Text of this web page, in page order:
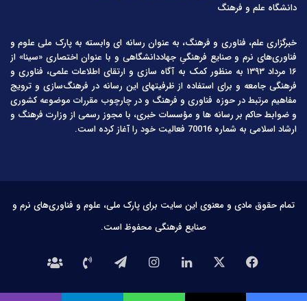
دانشگاه علم و فرهنگ
خبرگزاری علم، فناوری و فرهنگ، به عنوان رسانه ای وابسته به پارک ملی علوم و
فناوری‌های نرم و صنایع فرهنگیِ جهاددانشگاهی و با عنوان اختصاری «سینا» از
۱۶ مرداد ۱۳۹۳ به منظور کمک به آگاه سازی و ارتقای اطلاعات علمی، فناوری و
فرهنگی جامعه و برای استفاده از ظرفیتهای این رسانه در فرهنگ‌سازی و ترویج
مفاهیم مرتبط در حوزه فناوری و فرهنگ و در چارچوب مقررات موضوعه کشوری
و ضوابط حاکم بر رسانه ها و مؤسسات خبری، با مجوز رسمی از وزارت فرهنگ و
ارشاد اسلامی به شماره 70016 فعالیت خود را آغاز کرده است.
تمام حقوق مادی و معنوی این سایت برای پارک ملی، علوم و فناوری‌های نرم و
صنایع فرهنگی محفوظ است.
فیس
بوک
لینکدیناینستاگرامتلگرامتماس
با
درباره
ما